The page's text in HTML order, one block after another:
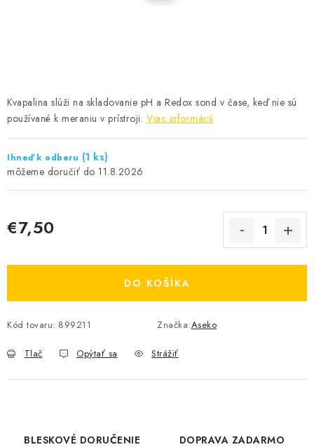
Kvapalina slúži na skladovanie pH a Redox sond v čase, keď nie sú
používané k meraniu v prístroji. Viac informácií
Ihneď k odberu (1 ks)
11.8.2026
€7,50
DO KOŠÍKA
Kód tovaru: 899211 Značka:Aseko
Tlač Opýtať sa Strážiť
BLESKOVÉ DORUČENIE DOPRAVA ZADARMO